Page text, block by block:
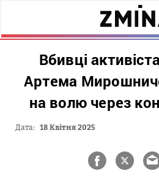
Вбивці
Артема
на волю через
Дата: 18 Квітня 2025